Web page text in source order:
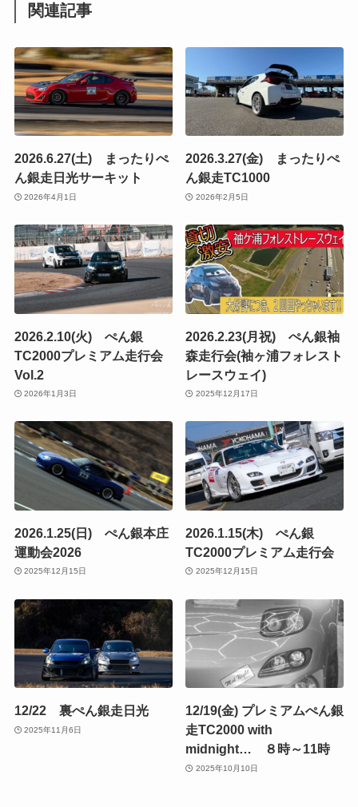
関連記事
2026.6.27(土) まったりぺ
ん銀走日光サーキット
2026年4月1日
2026.3.27(金) まったりぺ
ん銀走TC1000
2026年2月5日
2026.2.10(火) ぺん銀
TC2000プレミアム走行会
Vol.2
2026年1月3日
2026.2.23(月祝) ぺん銀袖
森走行会(袖ヶ浦フォレスト
レースウェイ)
2025年12月17日
2026.1.25(日) ぺん銀本庄
運動会2026
2025年12月15日
2026.1.15(木) ぺん銀
TC2000プレミアム走行会
2025年12月15日
12/22 裏ぺん銀走日光
2025年11月6日
12/19(金) プレミアムぺん銀
走TC2000 with
midnight… ８時～11時
2025年10月10日